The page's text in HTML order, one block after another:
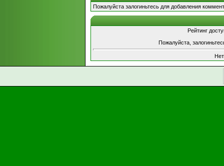
Пожалуйста залогиньтесь для добавления
Рейтинг
Пожалуйста,